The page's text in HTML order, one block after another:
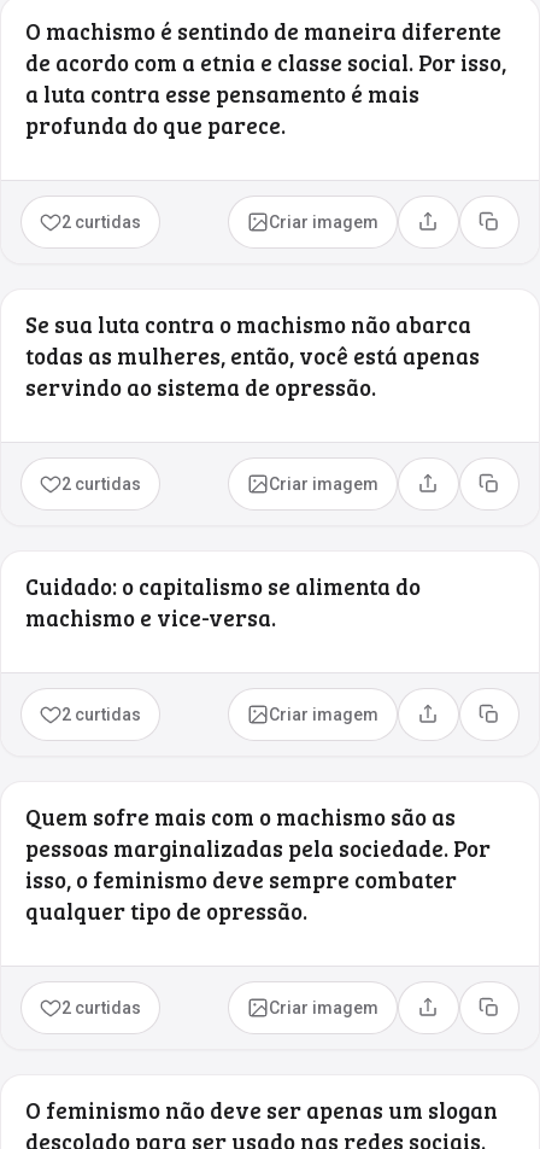
O machismo é sentindo de maneira diferente
de acordo com a etnia e classe social. Por isso,
a luta contra esse pensamento é mais
profunda do que parece.
2 curtidas Criar imagem Compartilhar
Copiar
Se sua luta contra o machismo não abarca
todas as mulheres, então, você está apenas
servindo ao sistema de opressão.
2 curtidas Criar imagem Compartilhar
Copiar
Cuidado: o capitalismo se alimenta do
machismo e vice-versa.
2 curtidas Criar imagem Compartilhar
Copiar
Quem sofre mais com o machismo são as
pessoas marginalizadas pela sociedade. Por
isso, o feminismo deve sempre combater
qualquer tipo de opressão.
2 curtidas Criar imagem Compartilhar
Copiar
O feminismo não deve ser apenas um slogan
descolado para ser usado nas redes sociais.